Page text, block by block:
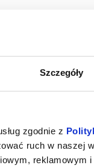
Szczegóły
zgodnie z
ruch w
reklamowym